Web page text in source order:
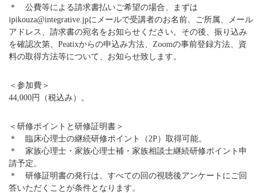
＊ 公費等による請求書払いご希望の場合、まずは
ipikouza@integrative.jpにメールで受講者のお名前、ご所属、メール
アドレス、請求書の宛名をお知らせください。その後、振り込み
を確認次第、Peatixからの申込み方法、Zoomの事前登録方法、資
料の取得方法等について、お知らせ致します。
＜参加費＞
44,000円（税込み）。
＜研修ポイントと研修証明書＞
＊ 臨床心理士の継続研修ポイント（2P）取得可能。
＊ 家族心理士・家族心理士補・家族相談士継続研修ポイント申
請予定。
＊ 研修証明書の発行は、すべての回の視聴後アンケートにご回
答いただくことが条件となります。